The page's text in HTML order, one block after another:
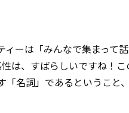
ーは「みんなで集まって
は、すばらしいですね！
名詞」であるということ